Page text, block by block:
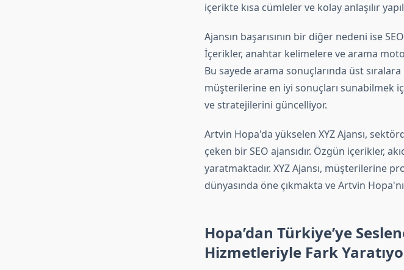
içerikte kısa cümleler ve kolay anlaşılır
Ajansın başarısının bir diğer nedeni ise
İçerikler, anahtar kelimelere ve arama
Bu sayede arama sonuçlarında üst sıralara
müşterilerine en iyi sonuçları sunabilmek
ve stratejilerini güncelliyor.
Artvin Hopa'da yükselen XYZ Ajansı,
çeken bir SEO ajansıdır. Özgün içerikler,
yaratmaktadır. XYZ Ajansı, müşterilerine
dünyasında öne çıkmakta ve Artvin
Hopa’dan Türkiye’ye
Hizmetleriyle Fark